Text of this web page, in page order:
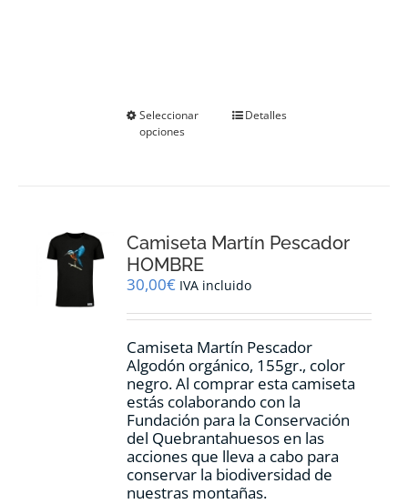
Seleccionar
opciones
Este
se
elegir
la
de
producto
Detalles
Camiseta Martín Pescador
HOMBRE
30,00€ IVA incluido
Camiseta Martín Pescador
Algodón orgánico, 155gr., color
negro. Al comprar esta camiseta
estás colaborando con la
Fundación para la Conservación
del Quebrantahuesos en las
acciones que lleva a cabo para
conservar la biodiversidad de
nuestras montañas.